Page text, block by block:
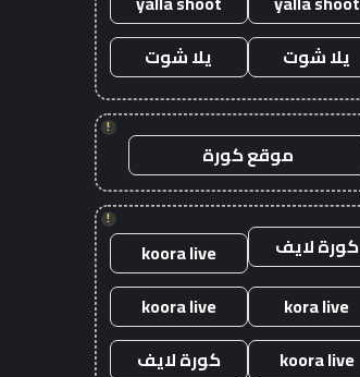
يلا شوت
يلا شوت
!
موقع كورة
!
كورة لايف
koora live
kora live
koora live
koora live
كورة لايف